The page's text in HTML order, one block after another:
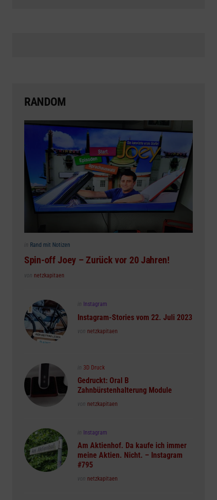
RANDOM
Posted
in Rand mit Notizen
Spin-off Joey – Zurück vor 20 Jahren!
Posted
von netzkapitaen
Posted
in Instagram
Instagram-Stories vom 22. Juli 2023
Posted
von netzkapitaen
Posted
in
in 3D Druck
Gedruckt: Oral B
Zahnbürstenhalterung Module
Posted
von netzkapitaen
Posted
in
in Instagram
Am Aktienhof. Da kaufe ich immer
meine Aktien. Nicht. – Instagram
#795
Posted
von netzkapitaen